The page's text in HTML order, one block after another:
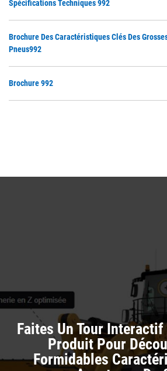
Spécifications Techniques 992
Brochure Des Caractéristiques Clés Des
Pneus992
Brochure 992
Faites Un Tour
Produit Pour
Formidables